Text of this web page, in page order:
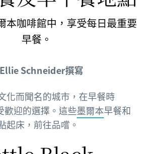
本咖啡館中，享受每日最重要
早餐。
Schneider撰寫
化而聞名的城市，在早餐時
迎的選擇。這些墨爾本早餐和
起床，前往品嚐。